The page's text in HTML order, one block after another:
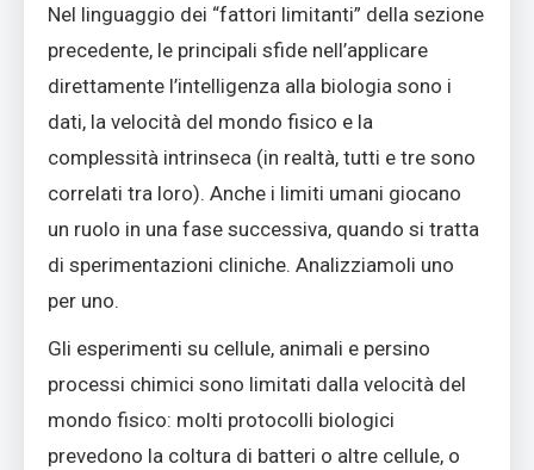
Nel linguaggio dei “fattori limitanti” della sezione
precedente, le principali sfide nell’applicare
direttamente l’intelligenza alla biologia sono i
dati, la velocità del mondo fisico e la
complessità intrinseca (in realtà, tutti e tre sono
correlati tra loro). Anche i limiti umani giocano
un ruolo in una fase successiva, quando si tratta
di sperimentazioni cliniche. Analizziamoli uno
per uno.
Gli esperimenti su cellule, animali e persino
processi chimici sono limitati dalla velocità del
mondo fisico: molti protocolli biologici
prevedono la coltura di batteri o altre cellule, o